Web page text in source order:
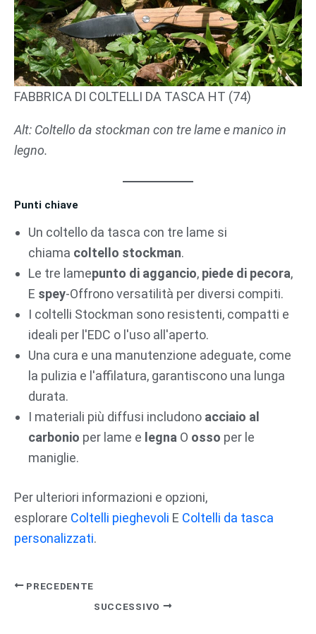
FABBRICA DI COLTELLI DA TASCA HT (74)
Alt: Coltello da stockman con tre lame e manico in
legno.
Punti chiave
Un coltello da tasca con tre lame si
chiama coltello stockman.
Le tre lamepunto di aggancio, piede di pecora,
E spey-Offrono versatilità per diversi compiti.
I coltelli Stockman sono resistenti, compatti e
ideali per l'EDC o l'uso all'aperto.
Una cura e una manutenzione adeguate, come
la pulizia e l'affilatura, garantiscono una lunga
durata.
I materiali più diffusi includono acciaio al
carbonio per lame e legna O osso per le
maniglie.
Per ulteriori informazioni e opzioni,
esplorare Coltelli pieghevoli E Coltelli da tasca
personalizzati.
PRECEDENTE
SUCCESSIVO